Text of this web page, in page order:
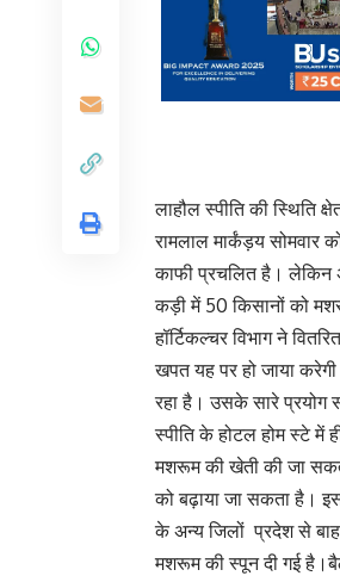
लाहौल स्पीति की स्थिति
रामलाल मार्कंड़य सोमवार
काफी प्रचलित है। लेकिन
कड़ी में 50 किसानों को
हॉर्टिकल्चर विभाग ने
खपत यह पर हो जाया
रहा है। उसके सारे
स्पीति के होटल होम स्टे में
मशरूम की खेती की जा
को बढ़ाया जा सकता है।
के अन्य जिलों प्रदेश से
मशरूम की स्पून दी गई